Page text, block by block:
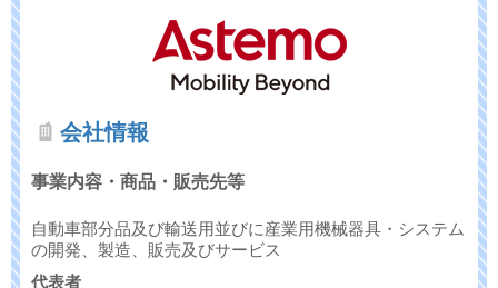
会社情報
事業内容・商品・販売先等
自動車部分品及び輸送用並びに産業用機械器具・システム
の開発、製造、販売及びサービス
代表者